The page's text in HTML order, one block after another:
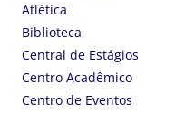
Atlética
Biblioteca
Central de Estágios
Centro Acadêmico
Centro de Eventos